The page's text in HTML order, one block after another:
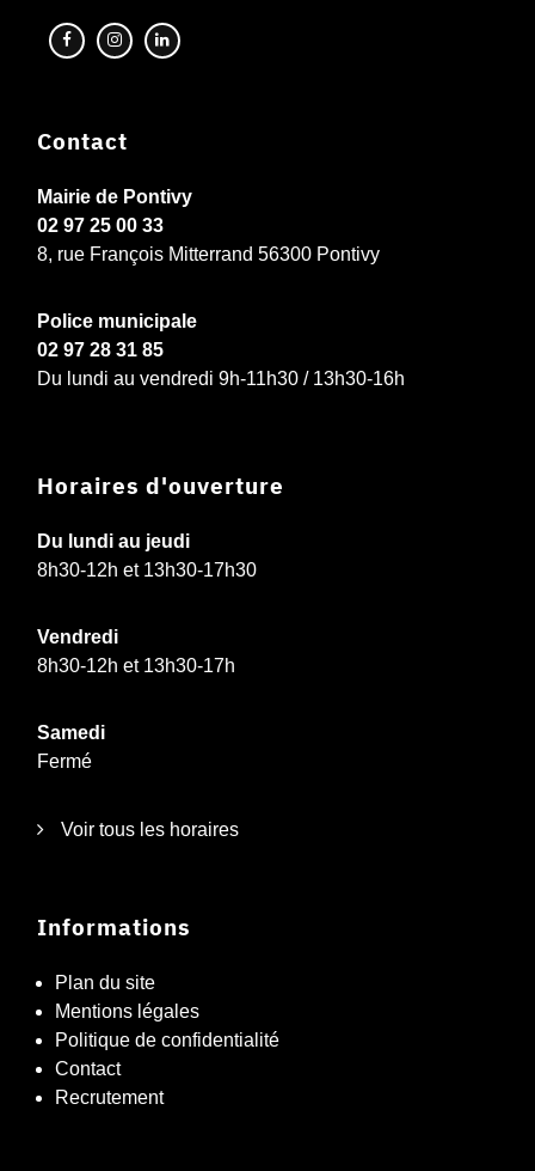
Contact
Mairie de Pontivy
02 97 25 00 33
8, rue François Mitterrand 56300 Pontivy
Police municipale
02 97 28 31 85
Du lundi au vendredi 9h-11h30 / 13h30-16h
Horaires d'ouverture
Du lundi au jeudi
8h30-12h et 13h30-17h30
Vendredi
8h30-12h et 13h30-17h
Samedi
Fermé
Voir tous les horaires
Informations
Plan du site
Mentions légales
Politique de confidentialité
Contact
Recrutement